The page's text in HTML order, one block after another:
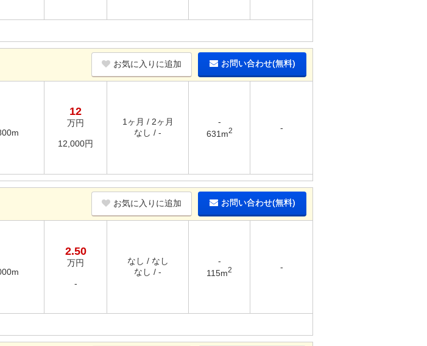
お気に入りに追加 お問い合わせ(無料)
12
万円
12,000円
1ヶ月 / 2ヶ月
なし / -
-
631m2 -
お気に入りに追加 お問い合わせ(無料)
2.50
万円
-
なし / なし
なし / -
-
115m2 -